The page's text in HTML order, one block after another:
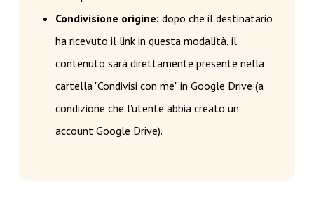
Condivisione origine: dopo che il destinatario
ha ricevuto il link in questa modalità, il
contenuto sarà direttamente presente nella
cartella "Condivisi con me" in Google Drive (a
condizione che l'utente abbia creato un
account Google Drive).